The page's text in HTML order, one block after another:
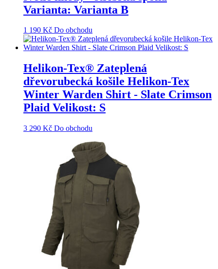
Varianta: Varianta B
1 190 Kč Do obchodu
Helikon-Tex® Zateplená
dřevorubecká košile Helikon-Tex
Winter Warden Shirt - Slate Crimson
Plaid Velikost: S
3 290 Kč Do obchodu